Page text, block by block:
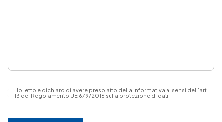
Ho letto e dichiaro di avere preso atto della informativa ai sensi dell’art.
13 del Regolamento UE 679/2016 sulla protezione di dati